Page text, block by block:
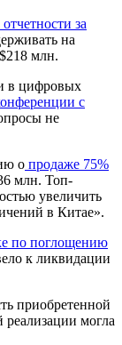
отчетности за
на
млн.
в цифровых
с
не
о продаже 75%
млн. Топ-
увеличить
в Китае».
по поглощению
к ликвидации
приобретенной
могла